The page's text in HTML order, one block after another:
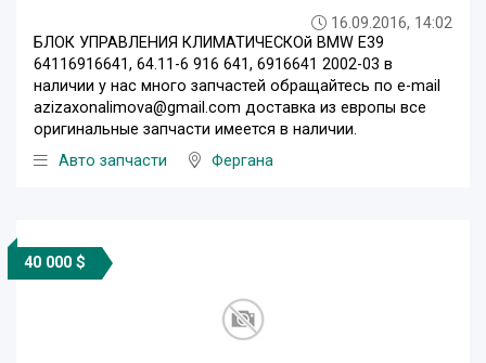
16.09.2016, 14:02
БЛОК УПРАВЛЕНИЯ КЛИМАТИЧЕСКOй BMW E39
64116916641, 64.11-6 916 641, 6916641 2002-03 в
наличии у нас много запчастей обращайтесь по e-mail
azizaxonalimova@gmail.com доставка из европы все
оригинальные запчасти имеется в наличии.
Авто запчасти
Фергана
40 000 $